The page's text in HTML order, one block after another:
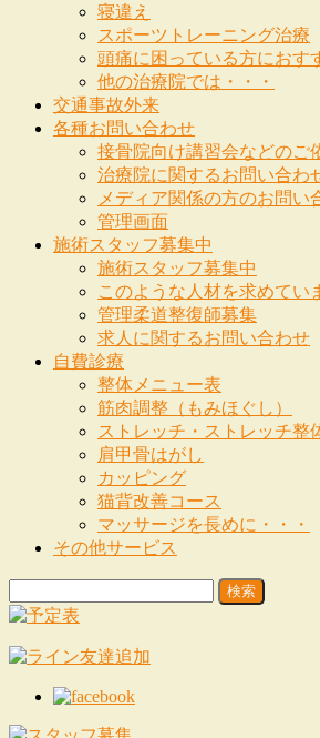
寝違え
スポーツトレーニング治療
頭痛に困っている方におす
他の治療院では・・・
交通事故外来
各種お問い合わせ
接骨院向け講習会などのご
治療院に関するお問い合わ
メディア関係の方のお問い
管理画面
施術スタッフ募集中
施術スタッフ募集中
このような人材を求めてい
管理柔道整復師募集
求人に関するお問い合わせ
自費診療
整体メニュー表
筋肉調整（もみほぐし）
ストレッチ・ストレッチ整
肩甲骨はがし
カッピング
猫背改善コース
マッサージを長めに・・・
その他サービス
索: